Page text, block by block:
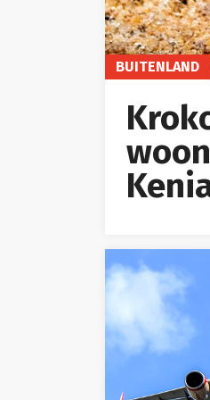
BUITENLAND